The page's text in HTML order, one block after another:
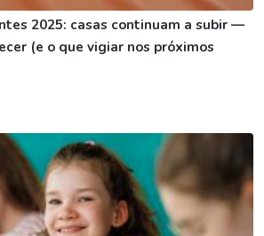
2025: casas continuam a subir —
(e o que vigiar nos próximos